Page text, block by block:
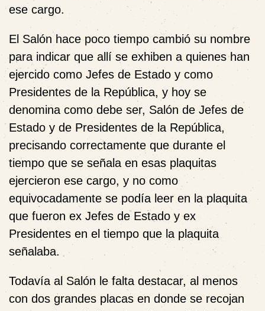
ese cargo.
El Salón hace poco tiempo cambió su nombre
para indicar que allí se exhiben a quienes han
ejercido como Jefes de Estado y como
Presidentes de la República, y hoy se
denomina como debe ser, Salón de Jefes de
Estado y de Presidentes de la República,
precisando correctamente que durante el
tiempo que se señala en esas plaquitas
ejercieron ese cargo, y no como
equivocadamente se podía leer en la plaquita
que fueron ex Jefes de Estado y ex
Presidentes en el tiempo que la plaquita
señalaba.
Todavía al Salón le falta destacar, al menos
con dos grandes placas en donde se recojan